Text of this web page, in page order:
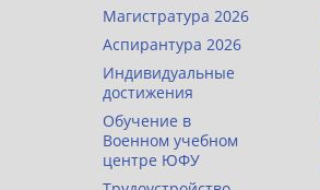
Магистратура 2026
Аспирантура 2026
Индивидуальные
достижения
Обучение в
Военном учебном
центре ЮФУ